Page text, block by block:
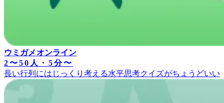
ウミガメオンライン
2〜50人・5分〜
長い行列にはじっくり考える水平思考クイズがちょうどいい